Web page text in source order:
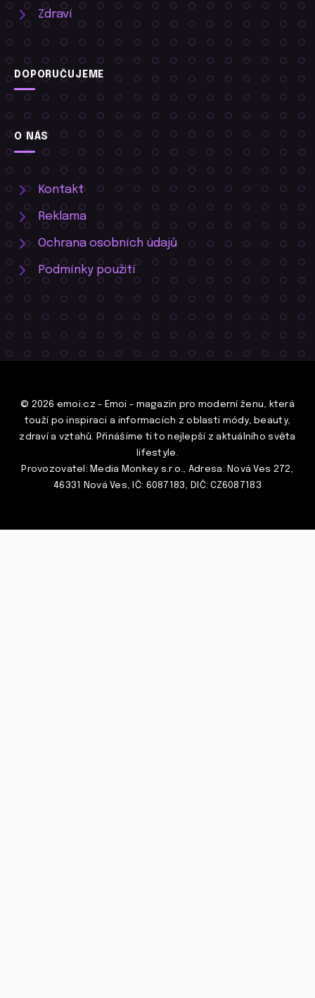
Zdraví
DOPORUČUJEME
O NÁS
Kontakt
Reklama
Ochrana osobních údajů
Podmínky použití
© 2026 emoi.cz - Emoi - magazín pro moderní ženu, která
touží po inspiraci a informacích z oblasti módy, beauty,
zdraví a vztahů. Přinášíme ti to nejlepší z aktuálního světa
lifestyle.
Provozovatel: Media Monkey s.r.o., Adresa: Nová Ves 272,
46331 Nová Ves, IČ: 6087183, DIČ: CZ6087183